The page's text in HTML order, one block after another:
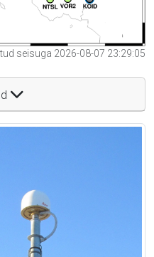
seisuga 2026-08-07 23:29:05